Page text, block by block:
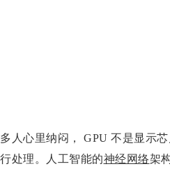
心里纳闷， GPU 不是显示芯
处理。人工智能的神经网络架